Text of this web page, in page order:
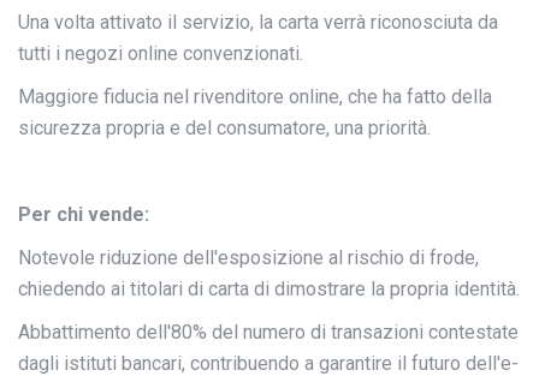
Una volta attivato il servizio, la carta verrà riconosciuta da
tutti i negozi online convenzionati.
Maggiore fiducia nel rivenditore online, che ha fatto della
sicurezza propria e del consumatore, una priorità.
Per chi vende:
Notevole riduzione dell'esposizione al rischio di frode,
chiedendo ai titolari di carta di dimostrare la propria identità.
Abbattimento dell'80% del numero di transazioni contestate
dagli istituti bancari, contribuendo a garantire il futuro dell'e-